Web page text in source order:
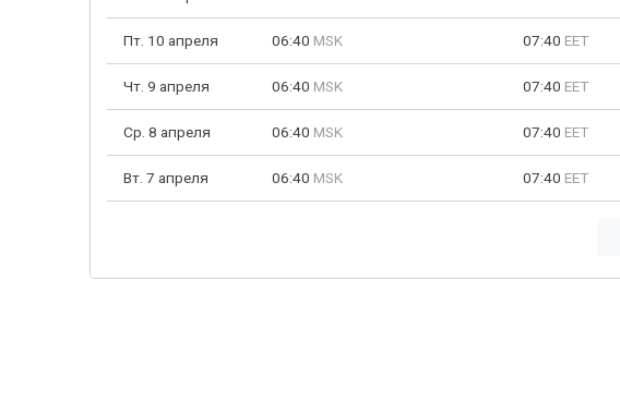
Пт. 10 апреля 06:40 MSK 07:40 EET
Чт. 9 апреля 06:40 MSK 07:40 EET
Ср. 8 апреля 06:40 MSK 07:40 EET
Вт. 7 апреля 06:40 MSK 07:40 EET